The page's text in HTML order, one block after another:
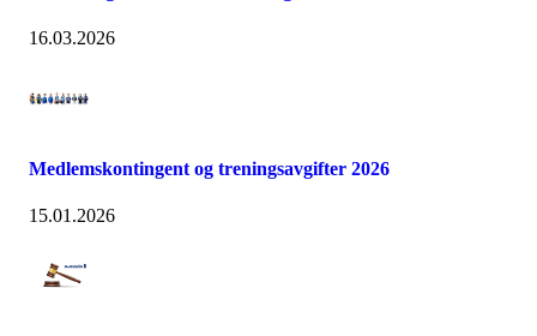
16.03.2026
Medlemskontingent og treningsavgifter 2026
15.01.2026